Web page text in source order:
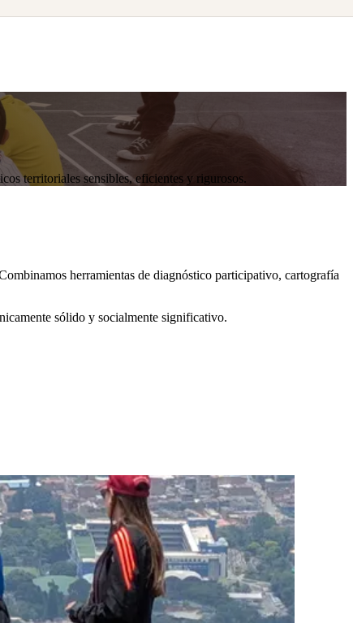
territoriales sensibles, eficientes y rigurosos.
herramientas de diagnóstico participativo, cartografía
sólido y socialmente significativo.